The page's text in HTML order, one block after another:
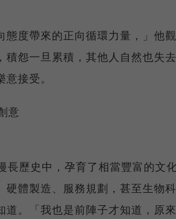
態度帶來的正向循環力量，」他
積怨一旦累積，其他人自然也失
接受。
意
歷史中，孕育了相當豐富的文
硬體製造、服務規劃，甚至生物
道。「我也是前陣子才知道，原